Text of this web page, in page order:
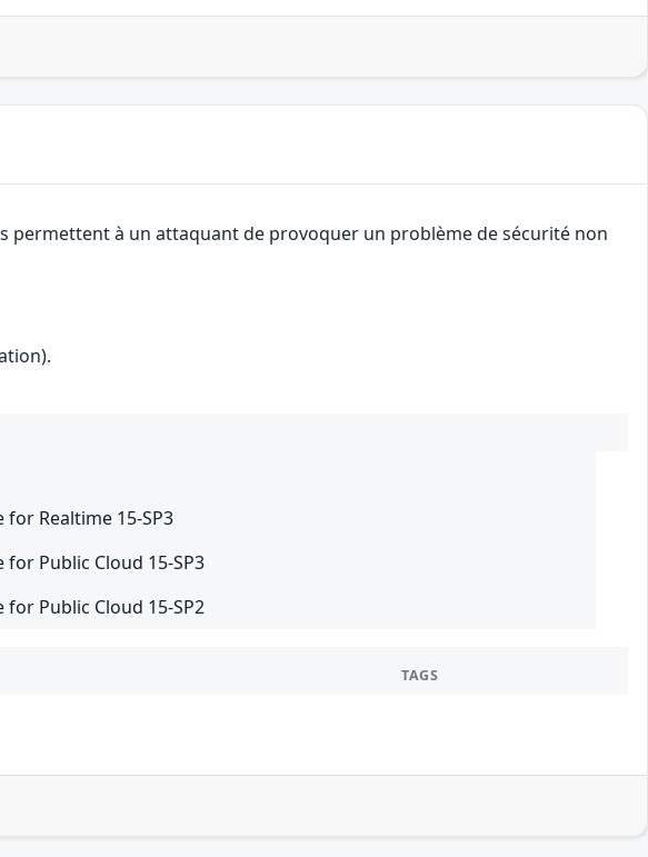
permettent à un attaquant de provoquer un problème de sécurité non
for Realtime 15-SP3
for Public Cloud 15-SP3
for Public Cloud 15-SP2
TAGS